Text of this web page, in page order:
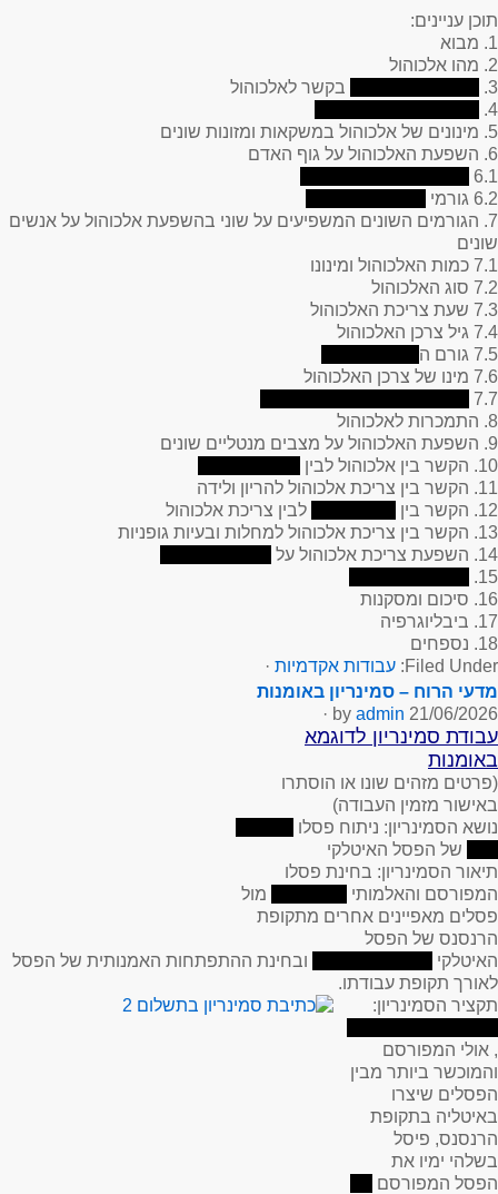
תוכן עניינים:
1. מבוא
2. מהו אלכוהול
3.
בקשר לאלכוהול
4.
5. מינונים של אלכוהול במשקאות ומזונות שונים
6. השפעת האלכוהול על גוף האדם
6.1
6.2 גורמי
7. הגורמים השונים המשפיעים על שוני בהשפעת אלכוהול על אנשים
שונים
7.1 כמות האלכוהול ומינונו
7.2 סוג האלכוהול
7.3 שעת צריכת האלכוהול
7.4 גיל צרכן האלכוהול
7.5 גורם ה
7.6 מינו של צרכן האלכוהול
7.7
8. התמכרות לאלכוהול
9. השפעת האלכוהול על מצבים מנטליים שונים
10. הקשר בין אלכוהול לבין
11. הקשר בין צריכת אלכוהול להריון ולידה
12. הקשר בין
לבין צריכת אלכוהול
13. הקשר בין צריכת אלכוהול למחלות ובעיות גופניות
14. השפעת צריכת אלכוהול על
15.
16. סיכום ומסקנות
17. ביבליוגרפיה
18. נספחים
Filed Under: עבודות אקדמיות ·
מדעי הרוח – סמינריון באומנות
21/06/2026
admin
·
עבודת סמינריון לדוגמא
באומנות
(פרטים מזהים שונו או הוסתרו
באישור מזמין העבודה)
נושא הסמינריון: ניתוח פסלו
של הפסל האיטלקי
תיאור הסמינריון: בחינת פסלו
המפורסם והאלמותי
מול
פסלים מאפיינים אחרים מתקופת
הרנסנס של הפסל
האיטלקי
ובחינת ההתפתחות האמנותית של הפסל
לאורך תקופת עבודתו.
תקציר הסמינריון:
, אולי המפורסם
והמוכשר ביותר מבין
הפסלים שיצרו
באיטליה בתקופת
הרנסנס, פיסל
בשלהי ימיו את
הפסל המפורסם